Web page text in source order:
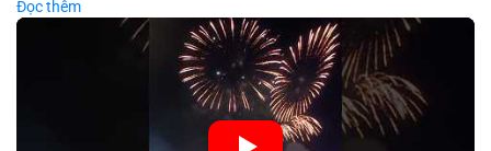
trải nghiệm hơn là đầu tư vào tài sản vật chất. Trong bối cảnh
lãi suất ổn định và thị trường crypto ổn định, hoạt động giải trí
như vậy thường tăng trưởng khi người dân có khả năng chi
tiêu. Tuy nhiên, sự ưu tiên giải trí có thể ảnh hưởng đến tỷ lệ
tiết kiệm hoặc đầu tư vào crypto nếu người tiêu dùng chuyển
Đọc thêm